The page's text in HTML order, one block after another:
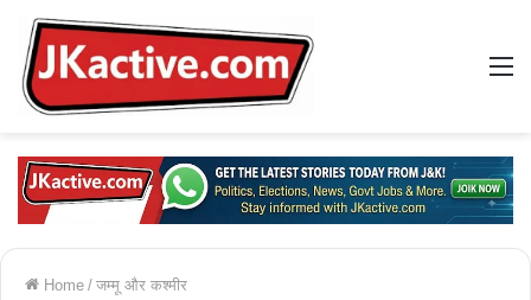
Home / जम्मू और कश्मीर